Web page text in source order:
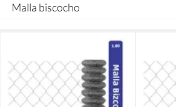
Malla biscocho